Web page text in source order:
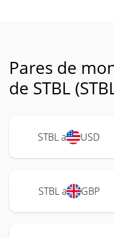
Pares de
de STBL
STBL a USD
STBL a GBP